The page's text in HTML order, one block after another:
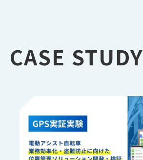
CASE STUDY